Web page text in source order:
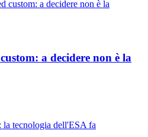
a decidere non è la